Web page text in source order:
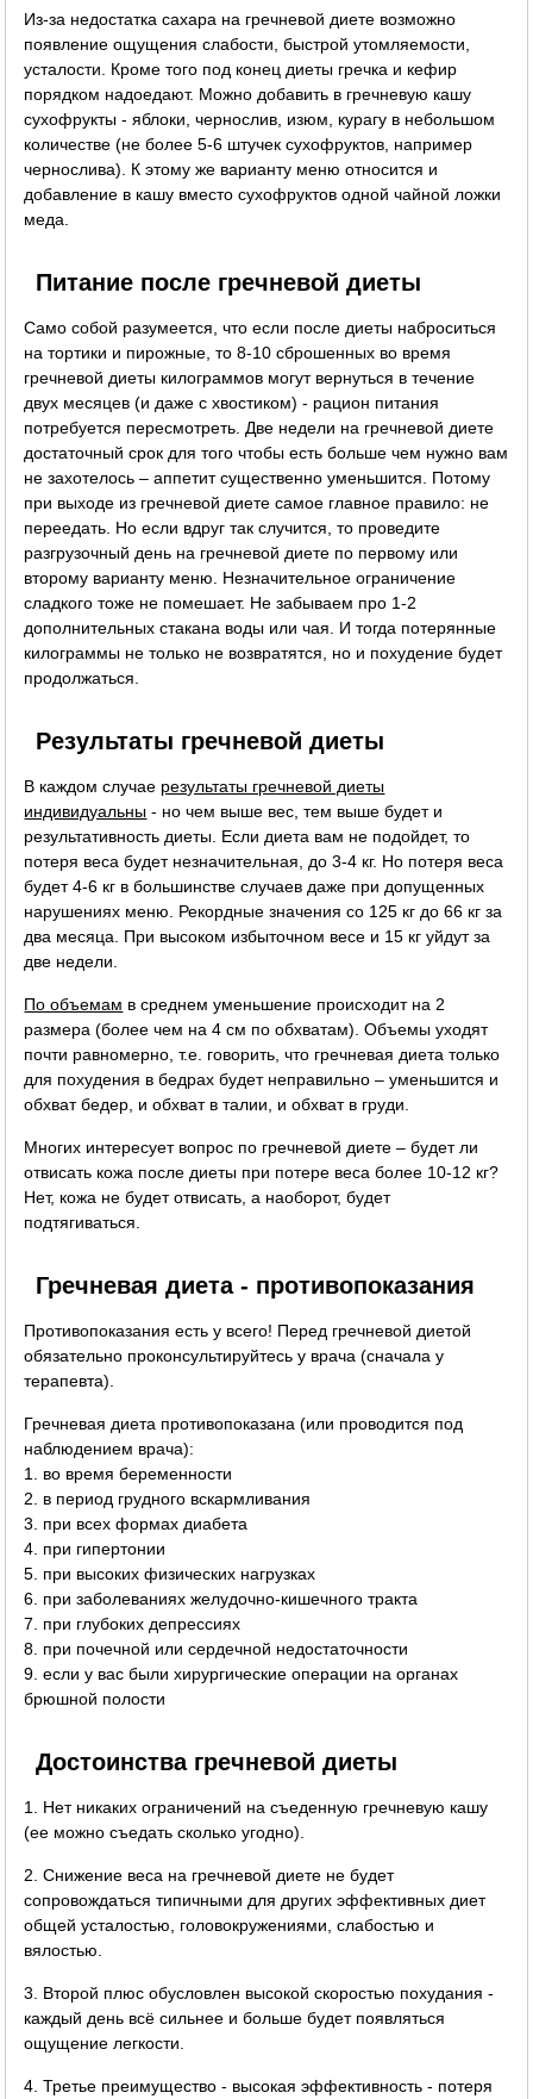
Из-за недостатка сахара на гречневой диете возможно
появление ощущения слабости, быстрой утомляемости,
усталости. Кроме того под конец диеты гречка и кефир
порядком надоедают. Можно добавить в гречневую кашу
сухофрукты - яблоки, чернослив, изюм, курагу в небольшом
количестве (не более 5-6 штучек сухофруктов, например
чернослива). К этому же варианту меню относится и
добавление в кашу вместо сухофруктов одной чайной ложки
меда.
Питание после гречневой диеты
Само собой разумеется, что если после диеты наброситься
на тортики и пирожные, то 8-10 сброшенных во время
гречневой диеты килограммов могут вернуться в течение
двух месяцев (и даже с хвостиком) - рацион питания
потребуется пересмотреть. Две недели на гречневой диете
достаточный срок для того чтобы есть больше чем нужно вам
не захотелось – аппетит существенно уменьшится. Потому
при выходе из гречневой диете самое главное правило: не
переедать. Но если вдруг так случится, то проведите
разгрузочный день на гречневой диете по первому или
второму варианту меню. Незначительное ограничение
сладкого тоже не помешает. Не забываем про 1-2
дополнительных стакана воды или чая. И тогда потерянные
килограммы не только не возвратятся, но и похудение будет
продолжаться.
Результаты гречневой диеты
В каждом случае результаты гречневой диеты
индивидуальны - но чем выше вес, тем выше будет и
результативность диеты. Если диета вам не подойдет, то
потеря веса будет незначительная, до 3-4 кг. Но потеря веса
будет 4-6 кг в большинстве случаев даже при допущенных
нарушениях меню. Рекордные значения со 125 кг до 66 кг за
два месяца. При высоком избыточном весе и 15 кг уйдут за
две недели.
По объемам в среднем уменьшение происходит на 2
размера (более чем на 4 см по обхватам). Объемы уходят
почти равномерно, т.е. говорить, что гречневая диета только
для похудения в бедрах будет неправильно – уменьшится и
обхват бедер, и обхват в талии, и обхват в груди.
Многих интересует вопрос по гречневой диете – будет ли
отвисать кожа после диеты при потере веса более 10-12 кг?
Нет, кожа не будет отвисать, а наоборот, будет
подтягиваться.
Гречневая диета - противопоказания
Противопоказания есть у всего! Перед гречневой диетой
обязательно проконсультируйтесь у врача (сначала у
терапевта).
Гречневая диета противопоказана (или проводится под
наблюдением врача):
1. во время беременности
2. в период грудного вскармливания
3. при всех формах диабета
4. при гипертонии
5. при высоких физических нагрузках
6. при заболеваниях желудочно-кишечного тракта
7. при глубоких депрессиях
8. при почечной или сердечной недостаточности
9. если у вас были хирургические операции на органах
брюшной полости
Достоинства гречневой диеты
1. Нет никаких ограничений на съеденную гречневую кашу
(ее можно съедать сколько угодно).
2. Снижение веса на гречневой диете не будет
сопровождаться типичными для других эффективных диет
общей усталостью, головокружениями, слабостью и
вялостью.
3. Второй плюс обусловлен высокой скоростью похудания -
каждый день всё сильнее и больше будет появляться
ощущение легкости.
4. Третье преимущество - высокая эффективность - потеря